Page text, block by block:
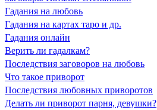
Гадания на любовь
Гадания на картах таро и др.
Гадания онлайн
Верить ли гадалкам?
Последствия заговоров на любовь
Что такое приворот
Последствия любовных приворотов
Делать ли приворот парня, девушки?